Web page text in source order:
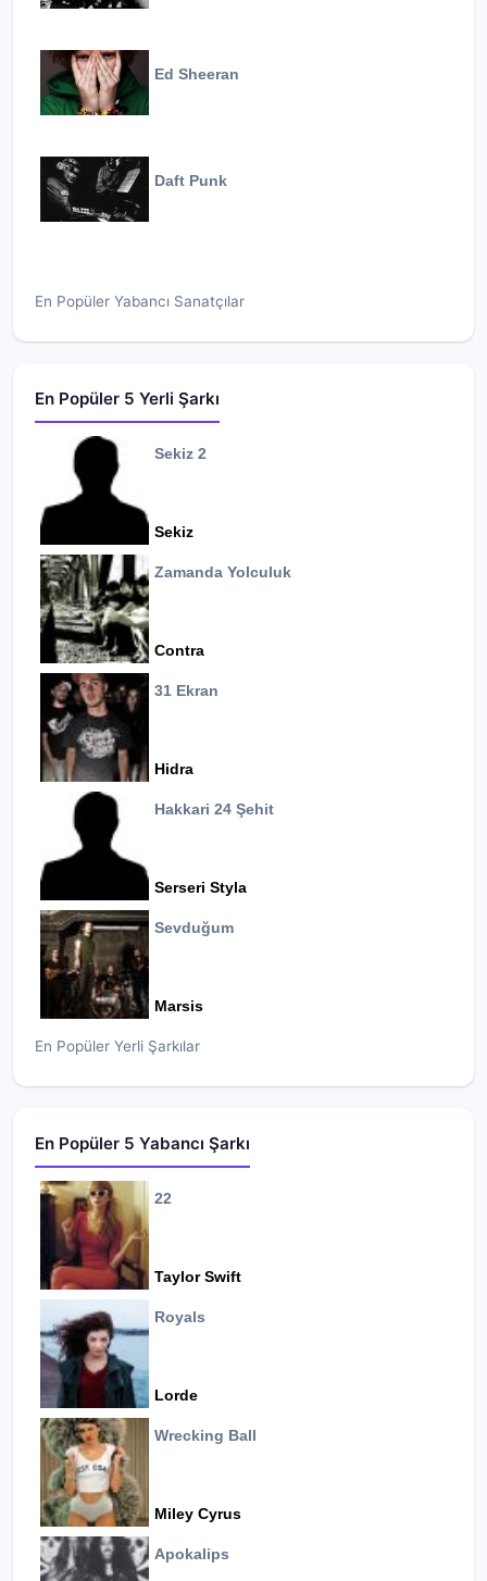
Ed Sheeran
Daft Punk
En Popüler Yabancı Sanatçılar
En Popüler 5 Yerli Şarkı
Sekiz 2
Sekiz
Zamanda Yolculuk
Contra
31 Ekran
Hidra
Hakkari 24 Şehit
Serseri Styla
Sevduğum
Marsis
En Popüler Yerli Şarkılar
En Popüler 5 Yabancı Şarkı
22
Taylor Swift
Royals
Lorde
Wrecking Ball
Miley Cyrus
Apokalips